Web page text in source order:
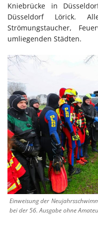
Kniebrücke in
Düsseldorf Lörick.
Strömungstaucher,
umliegenden Städten.
Einweisung der
bei der 56. Ausgabe ohne